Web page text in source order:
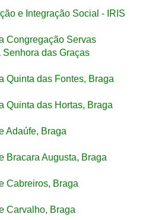
e Integração Social - IRIS
Congregação Servas
das Graças
Quinta das Fontes, Braga
Quinta das Hortas, Braga
Adaúfe, Braga
Bracara Augusta, Braga
Cabreiros, Braga
Carvalho, Braga